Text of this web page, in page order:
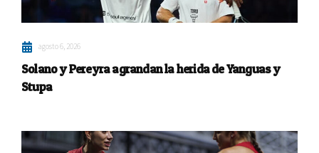
agosto 6, 2026
Solano y Pereyra agrandan la herida de Yanguas y
Stupa